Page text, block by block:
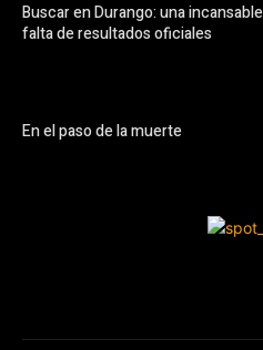
Buscar en Durango: una
falta de resultados oficiales
En el paso de la muerte